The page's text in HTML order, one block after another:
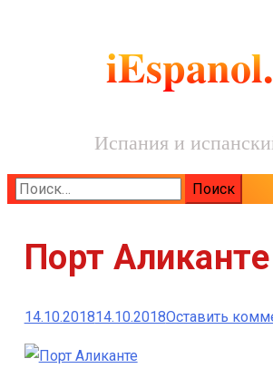
Испания и
Найти:
Порт Аликанте
14.10.201814.10.2018Оставить